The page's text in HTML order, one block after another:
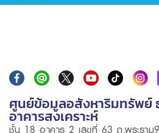
ศูนย์ข้อมูลอสังหาริมทรัพย์
อาคารสงเคราะห์
ชั้น 18 อาคาร 2 เลขที่ 63 ถ.พระราม